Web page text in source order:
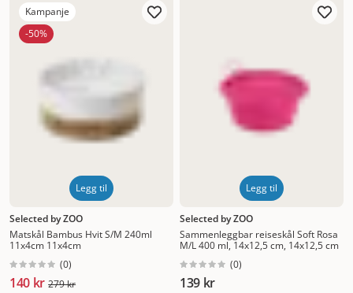
Kampanje
-50%
Legg til
Selected by ZOO
Matskål Bambus Hvit S/M 240ml
11x4cm 11x4cm
(0)
140 kr 279 kr
Legg til
Selected by ZOO
Sammenleggbar reiseskål Soft Rosa
M/L 400 ml, 14x12,5 cm, 14x12,5 cm
(0)
139 kr